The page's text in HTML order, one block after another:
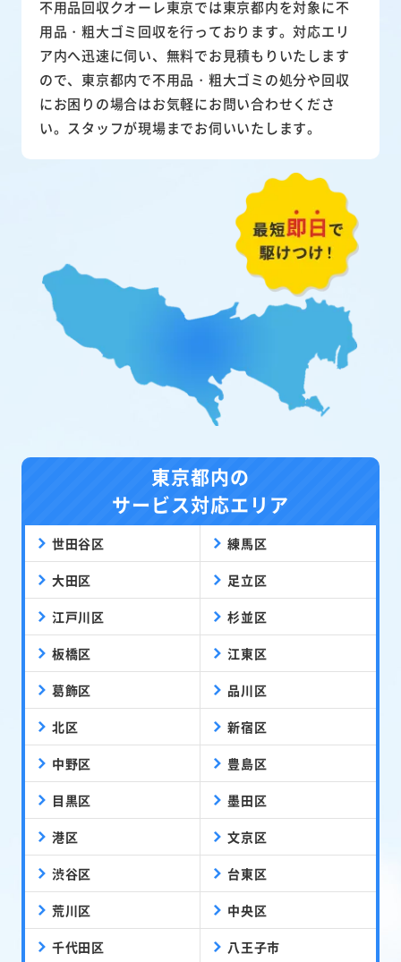
不用品回収クオーレ東京では東京都内を対象に不
用品・粗大ゴミ回収を行っております。対応エリ
ア内へ迅速に伺い、無料でお見積もりいたします
ので、東京都内で不用品・粗大ゴミの処分や回収
にお困りの場合はお気軽にお問い合わせくださ
い。スタッフが現場までお伺いいたします。
東京都内の
サービス対応エリア
世田谷区 練馬区
大田区 足立区
江戸川区 杉並区
板橋区 江東区
葛飾区 品川区
北区 新宿区
中野区 豊島区
目黒区 墨田区
港区 文京区
渋谷区 台東区
荒川区 中央区
千代田区 八王子市